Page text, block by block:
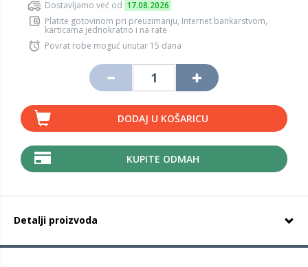
Dostavljamo već od 17.08.2026
Platite gotovinom pri preuzimanju, Internet bankarstvom,
karticama jednokratno i na rate
Povrat robe moguć unutar 15 dana
DODAJ U KOŠARICU
KUPITE ODMAH
Detalji proizvoda